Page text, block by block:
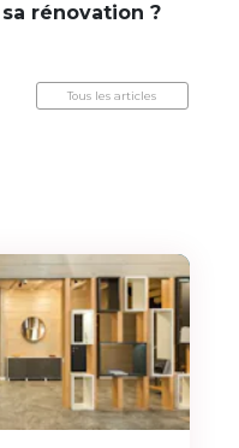
rénovation ?
Tous les articles